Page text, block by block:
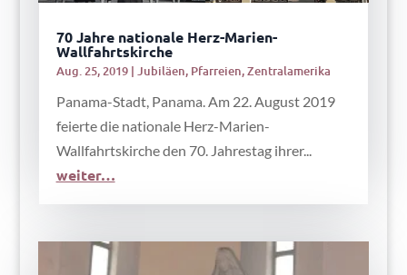
70 Jahre nationale Herz-Marien-
Wallfahrtskirche
Aug. 25, 2019| Jubiläen, Pfarreien,Zentralamerika
Panama-Stadt, Panama. Am 22. August 2019
feierte die nationale Herz-Marien-
Wallfahrtskirche den 70. Jahrestag ihrer...
weiter…